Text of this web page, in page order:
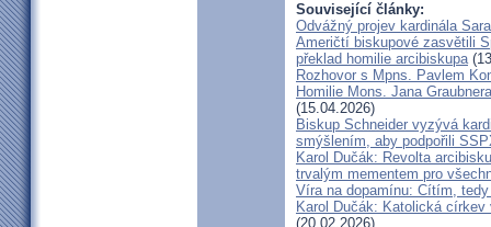
Související články:
Odvážný projev kardinála
Američtí biskupové zasvětili
překlad homilie arcibiskupa
Rozhovor s Mpns. Pavlem
Homilie Mons. Jana
(15.04.2026)
Biskup Schneider vyzývá
smýšlením, aby podpořili
Karol Dučák: Revolta
trvalým mementem pro
Víra na dopamínu: Cítím,
Karol Dučák: Katolická
(20.02.2026)